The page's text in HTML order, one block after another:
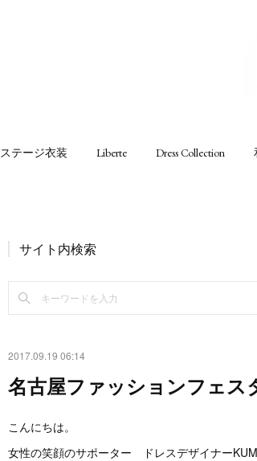
ステージ衣装 Liberte Dress Collection
サイト内検索
2017.09.19 06:14
名古屋ファッションフェ
こんにちは。
女性の笑顔のサポーター ドレスデザイナー